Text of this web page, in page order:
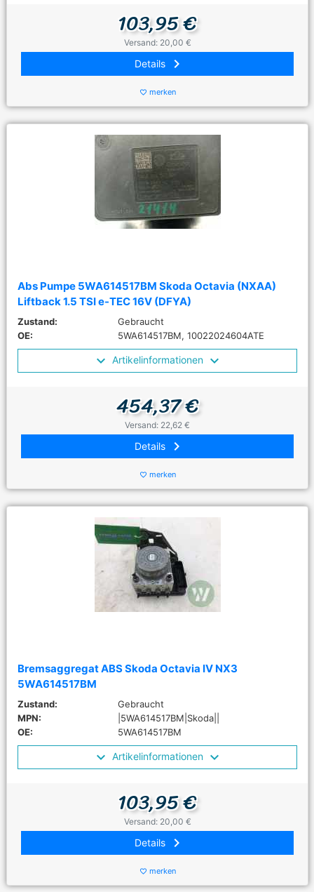
103,95 €
Versand: 20,00 €
Details keyboard_arrow_right
favorite_border merken
Abs Pumpe 5WA614517BM Skoda Octavia (NXAA)
Liftback 1.5 TSI e-TEC 16V (DFYA)
Zustand:
Gebraucht
OE:
5WA614517BM, 10022024604ATE
Artikelinformationen
454,37 €
Versand: 22,62 €
Details keyboard_arrow_right
favorite_border merken
Bremsaggregat ABS Skoda Octavia IV NX3
5WA614517BM
Zustand:
Gebraucht
MPN:
|5WA614517BM|Skoda||
OE:
5WA614517BM
Artikelinformationen
103,95 €
Versand: 20,00 €
Details keyboard_arrow_right
favorite_border merken